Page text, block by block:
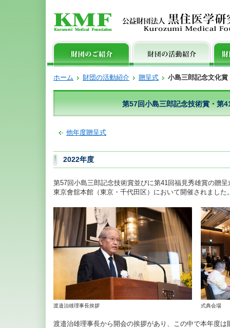
ホーム 財団の活動紹介 贈呈式 小島三郎記念文化賞
第57回小島三郎記念技術賞・第
他年度贈呈式
2022年度
第57回小島三郎記念技術賞並びに第41回福見秀雄賞の贈
東京會舘本館（東京・千代田区）において開催されました
渡邉治雄理事長挨拶 式典会場
渡邉治雄理事長から開会の挨拶があり、この中で本年度